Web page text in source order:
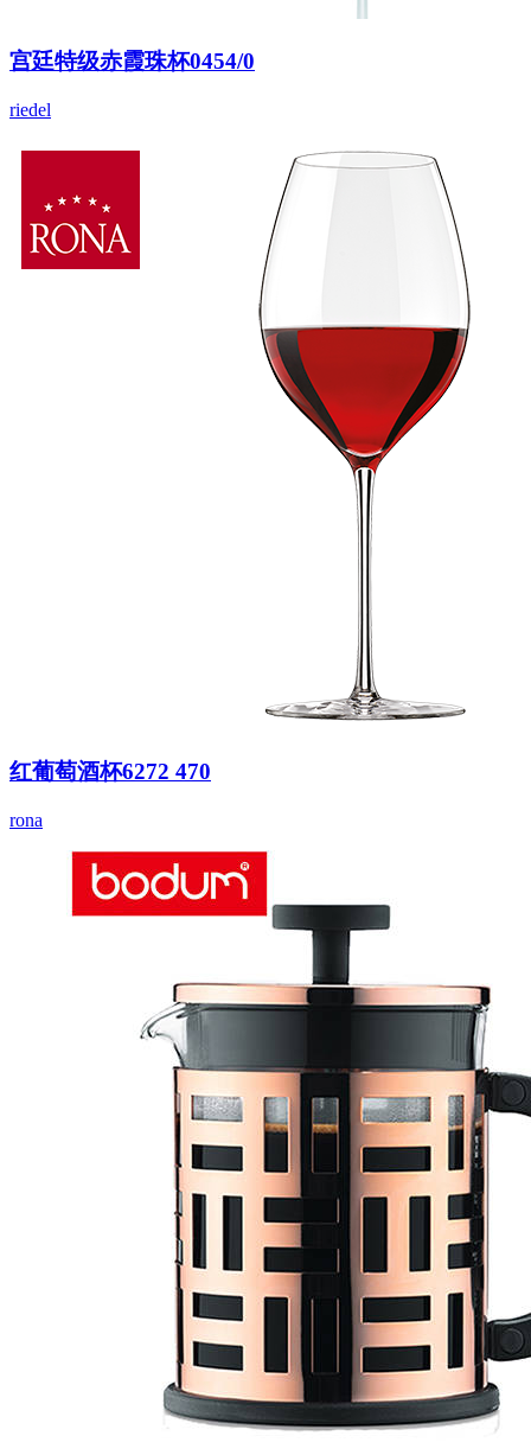
宫廷特级赤霞珠杯0454/0
riedel
红葡萄酒杯6272 470
rona